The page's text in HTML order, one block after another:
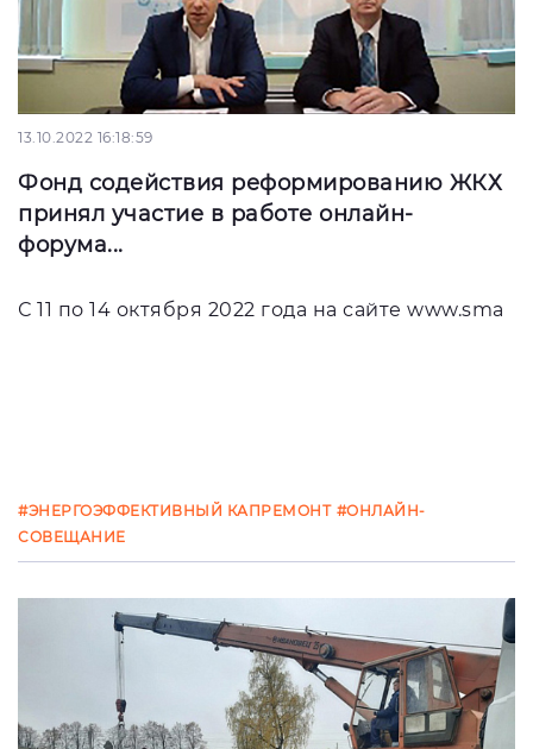
13.10.2022 16:18:59
Фонд содействия реформированию ЖКХ
принял участие в работе онлайн-
форума...
С 11 по 14 октября 2022 года на сайте www.sma
#ЭНЕРГОЭФФЕКТИВНЫЙ КАПРЕМОНТ #ОНЛАЙН-
СОВЕЩАНИЕ